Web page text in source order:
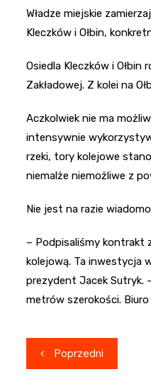
Władze miejskie
Kleczków i Ołbin,
Osiedla Kleczków i
Zakładowej. Z kolei na
Aczkolwiek nie ma
intensywnie
rzeki, tory kolejowe
niemalże niemożliwe z
Nie jest na razie
– Podpisaliśmy kontrakt
kolejową. Ta inwestycja
prezydent Jacek Sutryk.
metrów szerokości.
Nawigacja
wpisu
Poprzedni